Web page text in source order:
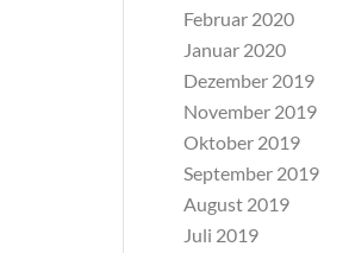
Februar 2020
Januar 2020
Dezember 2019
November 2019
Oktober 2019
September 2019
August 2019
Juli 2019